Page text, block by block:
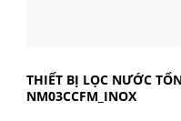
THIẾT BỊ LỌC NƯỚC
NM03CCFM_INOX